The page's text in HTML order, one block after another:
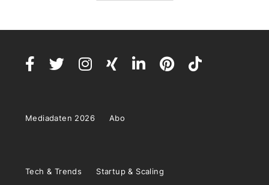
Mediadaten 2026 Abo
Tech & Trends Startup & Scaling